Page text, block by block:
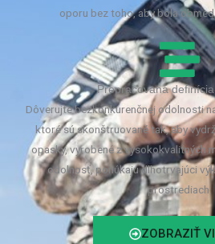
oporu bez toho, aby bola
Prepracovaná
Dôverujte bezkonkurenčnej odolnosti
ktoré sú skonštruované tak, aby
opasky, vyrobené z vysokokvalitných
odolnosť, ponúkajú dlhotrvajúci
prostrediach.
ZOBRAZIŤ